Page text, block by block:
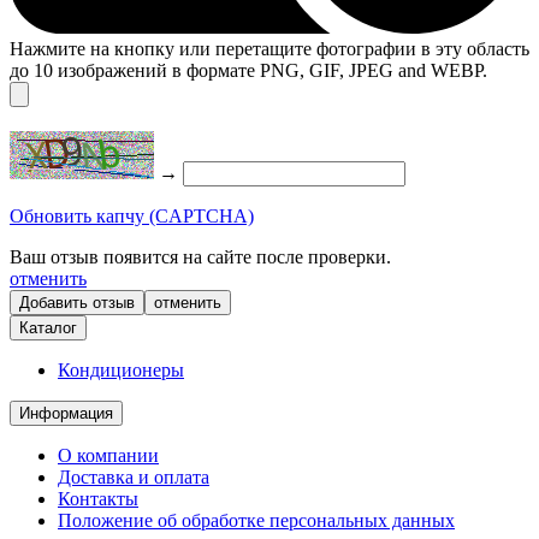
Нажмите на кнопку или перетащите фотографии в эту область
до 10 изображений в формате PNG, GIF, JPEG and WEBP.
→
Обновить капчу (CAPTCHA)
Ваш отзыв появится на сайте после проверки.
отменить
отменить
Каталог
Кондиционеры
Информация
О компании
Доставка и оплата
Контакты
Положение об обработке персональных данных